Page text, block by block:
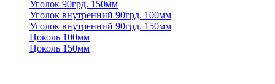
Уголок 90грд. 150мм
Уголок внутренний 90грд. 100мм
Уголок внутренний 90грд. 150мм
Цоколь 100мм
Цоколь 150мм